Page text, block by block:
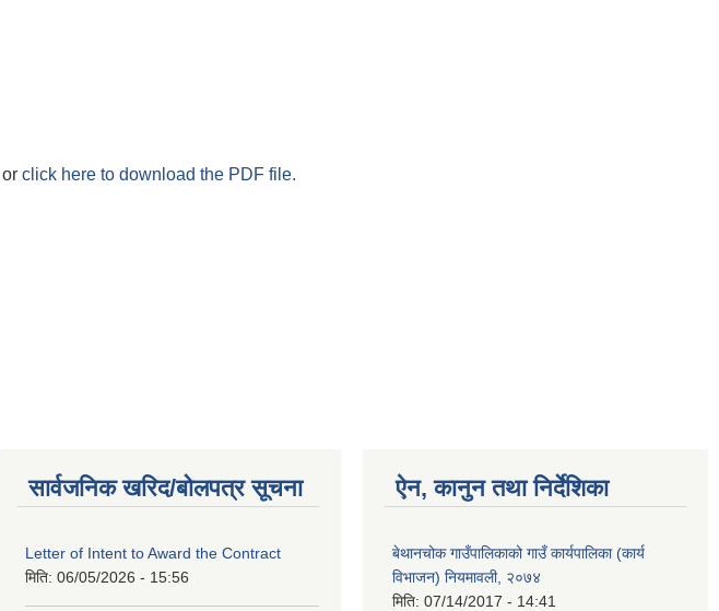
or click here to download the PDF file.
सार्वजनिक खरिद/बोलपत्र सूचना
Letter of Intent to Award the Contract
मिति: 06/05/2026 - 15:56
ऐन, कानुन तथा निर्देशिका
बेथानचोक गाउँपालिकाको गाउँ कार्यपालिका (कार्य
विभाजन) नियमावली, २०७४
मिति: 07/14/2017 - 14:41